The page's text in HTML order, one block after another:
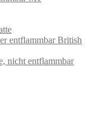
entflammbar British
nicht entflammbar